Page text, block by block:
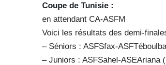
Coupe de Tunisie :
en attendant CA-ASFM
Voici les résultats des demi-
– Séniors : ASFSfax-
– Juniors : ASFSahel-ASEAriana